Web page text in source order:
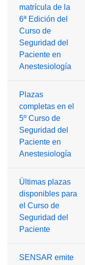
matrícula de la
6ª Edición del
Curso de
Seguridad del
Paciente en
Anestesiología
Plazas
completas en el
5º Curso de
Seguridad del
Paciente en
Anestesiología
Últimas plazas
disponibles para
el Curso de
Seguridad del
Paciente
SENSAR emite